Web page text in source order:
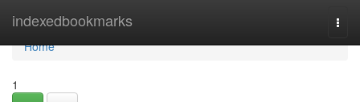
indexedbookmarks
Home
Home
1